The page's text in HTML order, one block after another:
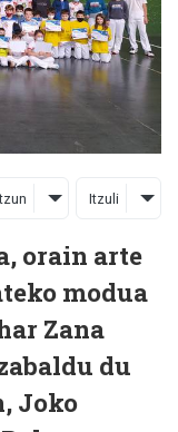
Itzuli
orain arte
modua
Zana
du
Joko